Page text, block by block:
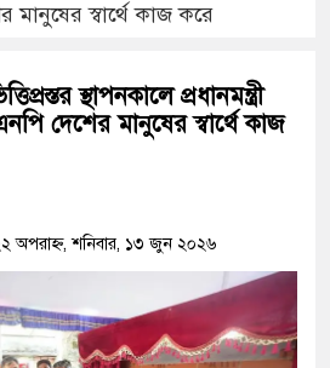
স্বার্থে কাজ করে
স্থাপনকালে প্রধানমন্ত্রী
দেশের মানুষের স্বার্থে কাজ
শনিবার, ১৩ জুন ২০২৬